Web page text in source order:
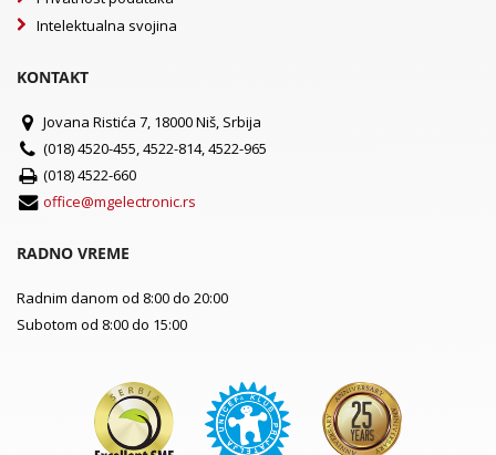
Intelektualna svojina
KONTAKT
Jovana Ristića 7, 18000 Niš, Srbija
(018) 4520-455, 4522-814, 4522-965
(018) 4522-660
office@mgelectronic.rs
RADNO VREME
Radnim danom od 8:00 do 20:00
Subotom od 8:00 do 15:00